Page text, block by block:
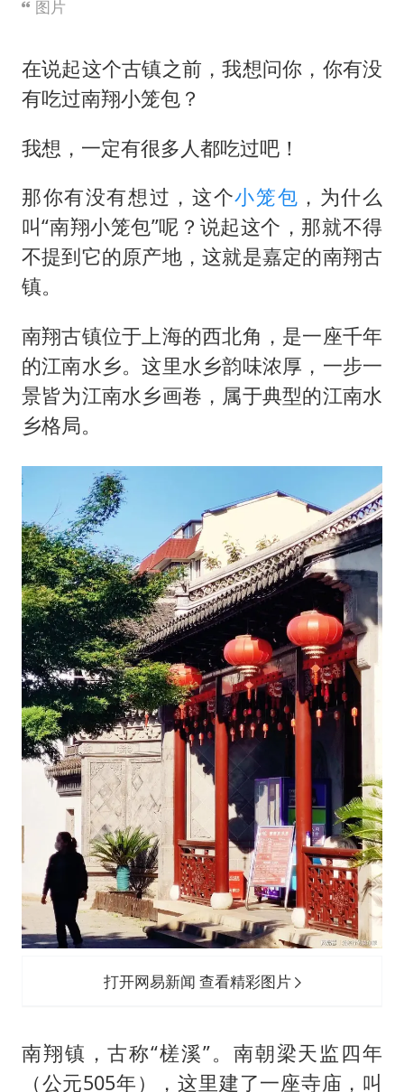
图片
在说起这个古镇之前，我想问你，你有没
有吃过南翔小笼包？
我想，一定有很多人都吃过吧！
那你有没有想过，这个小笼包 ，为什么
叫“南翔小笼包”呢？说起这个，那就不得
不提到它的原产地，这就是嘉定的南翔古
镇。
南翔古镇位于上海的西北角，是一座千年
的江南水乡。这里水乡韵味浓厚，一步一
景皆为江南水乡画卷，属于典型的江南水
乡格局。
打开网易新闻 查看精彩图片
南翔镇，古称“槎溪”。南朝梁天监四年
（公元505年），这里建了一座寺庙，叫